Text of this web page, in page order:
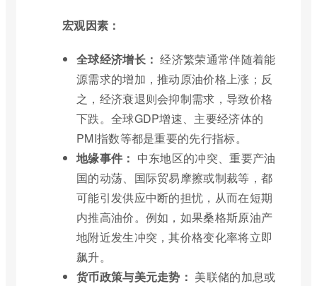
宏观因素：
全球经济增长： 经济繁荣通常伴随着能
源需求的增加，推动原油价格上涨；反
之，经济衰退则会抑制需求，导致价格
下跌。全球GDP增速、主要经济体的
PMI指数等都是重要的先行指标。
地缘事件： 中东地区的冲突、重要产油
国的动荡、国际贸易摩擦或制裁等，都
可能引发供应中断的担忧，从而在短期
内推高油价。例如，如果桑格斯原油产
地附近发生冲突，其价格变化率将立即
飙升。
货币政策与美元走势： 美联储的加息或